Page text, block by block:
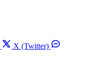
X (Twitter)